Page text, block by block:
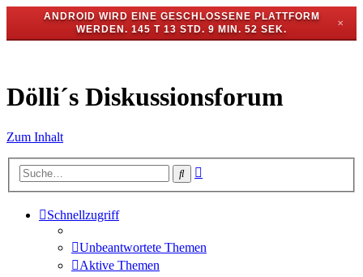
ANDROID WIRD EINE GESCHLOSSENE PLATTFORM
WERDEN. 145 T 13 STD. 9 MIN. 51 SEK.
✕
Dölli´s Diskussionsforum
Zum Inhalt
Suche
Schnellzugriff
Unbeantwortete Themen
Aktive Themen